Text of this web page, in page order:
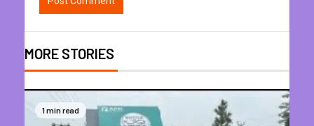
MORE STORIES
1 min read